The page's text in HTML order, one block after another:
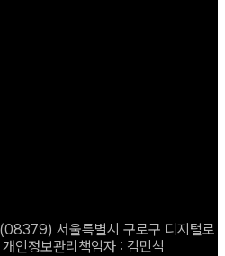
서울특별시 구로구 디지털로
인정보관리책임자 : 김민석